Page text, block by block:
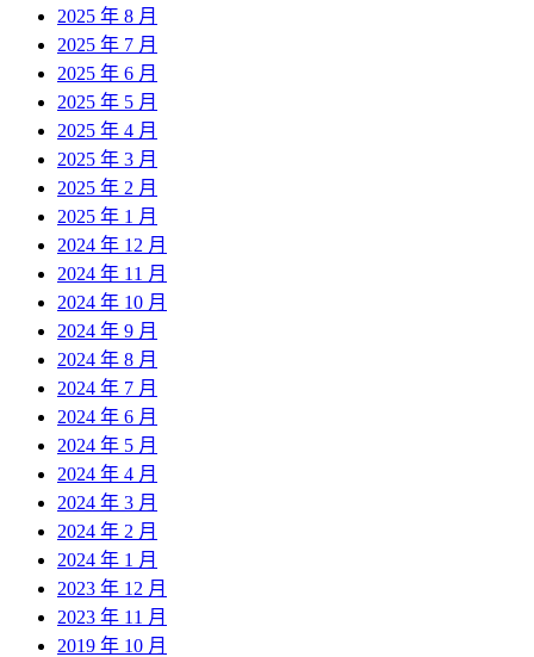
2025 年 8 月
2025 年 7 月
2025 年 6 月
2025 年 5 月
2025 年 4 月
2025 年 3 月
2025 年 2 月
2025 年 1 月
2024 年 12 月
2024 年 11 月
2024 年 10 月
2024 年 9 月
2024 年 8 月
2024 年 7 月
2024 年 6 月
2024 年 5 月
2024 年 4 月
2024 年 3 月
2024 年 2 月
2024 年 1 月
2023 年 12 月
2023 年 11 月
2019 年 10 月